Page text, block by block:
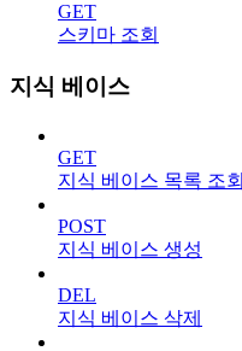
GET
스키마 조회
지식 베이스
GET
지식 베이스 목록 조회
POST
지식 베이스 생성
DEL
지식 베이스 삭제